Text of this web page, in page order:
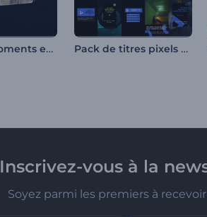
Meilleurs Moments en Galerie Pack de titres pixels Glitch
Inscrivez-vous à la
Soyez parmi les premiers à